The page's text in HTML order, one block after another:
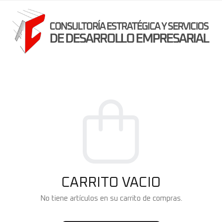
CARRITO VACIO
No tiene artículos en su carrito de compras.